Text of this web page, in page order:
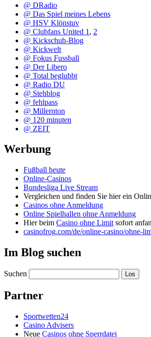
@ DRadio
@ Das Spiel meines Lebens
@ HSV Klönstuv
@ Clubfans United 1 , 2
@ Kickschuh-Blog
@ Kickwelt
@ Fokus Fussball
@ Der Libero
@ Total beglubbt
@ Radio DU
@ Stehblog
@ fehlpass
@ Millernton
@ 120 minuten
@ ZEIT
Werbung
Fußball heute
Online-Casinos
Bundesliga Live Stream
Vergleichen und finden Sie hier ein
Casinos ohne Anmeldung
Online Spielhallen ohne Anmeldung
Hier beim Casino ohne Limit sofort
casinofrog.com/de/online-casino/ohne-
Im Blog suchen
Suchen
Partner
Sportwetten24
Casino Advisers
Neue Casinos ohne Sperrdatei